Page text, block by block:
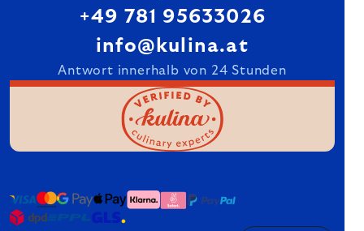
+49 781 95633026
info@kulina.at
Antwort innerhalb von 24 Stunden